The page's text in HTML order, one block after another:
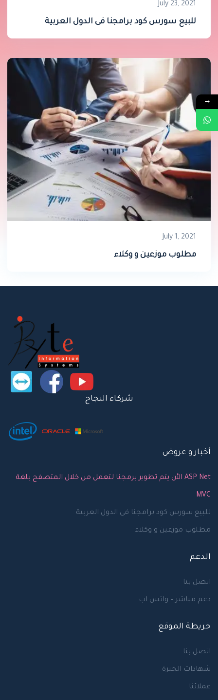
July 23, 2021
للبيع سورس كود برامجنا فى الدول العربية
July 1, 2021
مطلوب موزعين و وكلاء
شركاء النجاح
أخبار و عروض
الأن يتم تطوير برمجنا لتعمل من خلال المتصفح بلغة ASP Net
MVC
للبيع سورس كود برامجنا فى الدول العربية
مطلوب موزعين و وكلاء
الدعم
اتصل بنا
دعم مباشر – واتس اب
خريطة الموقع
اتصل بنا
شهادات الخبرة
عملائنا
→